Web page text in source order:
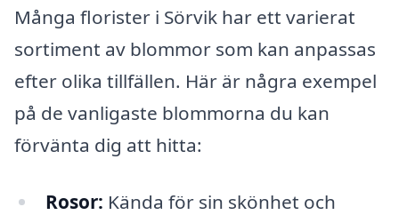
Många florister i Sörvik har ett varierat
sortiment av blommor som kan anpassas
efter olika tillfällen. Här är några exempel
på de vanligaste blommorna du kan
förvänta dig att hitta:
Rosor: Kända för sin skönhet och